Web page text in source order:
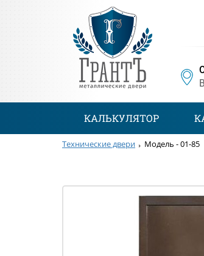
КАЛЬКУЛЯТОР
Технические двери Модель - 01-85